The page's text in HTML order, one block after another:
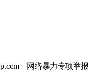
网络暴力专项举报